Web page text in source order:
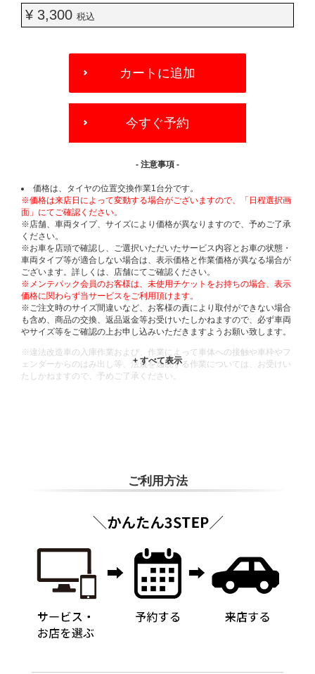
¥ 3,300 税込
OPTIONS
カートに追加
今すぐ予約
- 注意事項 -
価格は、タイヤの位置交換作業1台分です。
※価格は来店日によって変動する場合がございますので、「日程選択画
面」にてご確認ください。
※店舗、車両タイプ、サイズにより価格が異なりますので、予めご了承
ください。
※お車を店頭で確認し、ご選択いただいたサービス内容とお車の状態・
車両タイプ等が適合しない場合は、表示価格と作業価格が異なる場合が
ございます。詳しくは、店舗にてご確認ください。
※メンテパック会員のお客様は、未使用チケットをお持ちの場合、表示
価格に関わらず当サービスをご利用頂けます。
※ご注文時のサイズ間違いなど、お客様の責により取付ができない場合
も含め、商品の交換、返品返金等お受けいたしかねますので、必ず車両
やサイズ等をご確認の上お申し込みいただきますようお願い致します。
※違法改造車の入庫作業および、作業によって車体への接触や車枠やフ
ェンダーからのはみ出し等、法規を逸脱する作業については、お受けい
たしかねますので、予めご了承ください。
ご利用方法